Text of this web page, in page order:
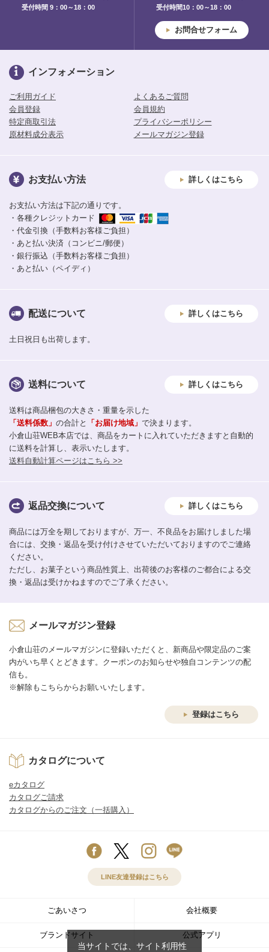
受付時間 9：00～18：00
受付時間10：00～18：00
お問合せフォーム
インフォメーション
ご利用ガイド
よくあるご質問
会員登録
会員規約
特定商取引法
プライバシーポリシー
原材料成分表示
メールマガジン登録
お支払い方法 詳しくはこちら
お支払い方法は下記の通りです。
・各種クレジットカード
・代金引換（手数料お客様ご負担）
・あと払い決済（コンビニ/郵便）
・銀行振込（手数料お客様ご負担）
・あと払い（ペイディ）
配送について 詳しくはこちら
土日祝日も出荷します。
送料について 詳しくはこちら
送料は商品梱包の大きさ・重量を示した
「送料係数」 の合計と 「お届け地域」 で決まります。
小倉山荘WEB本店では、商品をカートに入れていただきますと自動的
に送料を計算し、表示いたします。
送料自動計算ページはこちら >>
返品交換について 詳しくはこちら
商品には万全を期しておりますが、万一、不良品をお届けしました場
合には、交換・返品を受け付けさせていただいておりますのでご連絡
ください。
ただし、お菓子という商品性質上、出荷後のお客様のご都合による交
換・返品は受けかねますのでご了承ください。
メールマガジン登録
小倉山荘のメールマガジンに登録いただくと、新商品や限定品のご案
内がいち早くとどきます。クーポンのお知らせや独自コンテンツの配
信も。
※解除もこちらからお願いいたします。
登録はこちら
カタログについて
eカタログ
カタログご請求
カタログからのご注文（一括購入）
LINE友達登録はこちら
ごあいさつ 会社概要
ブランドサイト 公式アプリ
当サイトでは、サイト利用性